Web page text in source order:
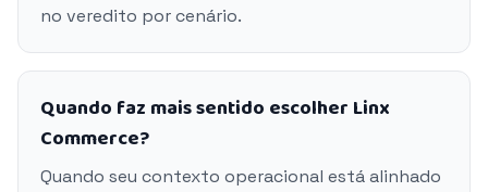
no veredito por cenário.
Quando faz mais sentido escolher Linx
Commerce?
Quando seu contexto operacional está alinhado